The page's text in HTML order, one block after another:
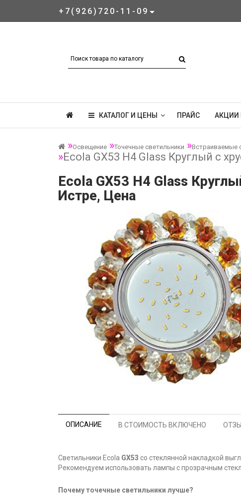
+7(926)720-11-09
КАТАЛОГ И ЦЕНЫ ПРАЙС АКЦИИ
Освещение Точечные светильники Встраиваемые
Ecola GX53 H4 Glass Круглый с
Ecola GX53 H4 Glass
Истре, Цена
ОПИСАНИЕ В СТОИМОСТЬ ВКЛЮЧЕНО
Светильники Ecola GX53 со стеклянной накладкой
Рекомендуем использовать лампы с прозрачным
Почему точечные светильники лучше?